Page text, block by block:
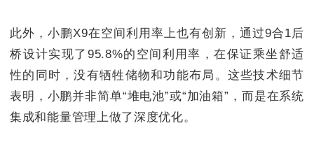
此外，小鹏X9在空间利用率上也有创新，通过9合1后
桥设计实现了95.8%的空间利用率，在保证乘坐舒适
性的同时，没有牺牲储物和功能布局。这些技术细节
表明，小鹏并非简单“堆电池”或“加油箱”，而是在系统
集成和能量管理上做了深度优化。